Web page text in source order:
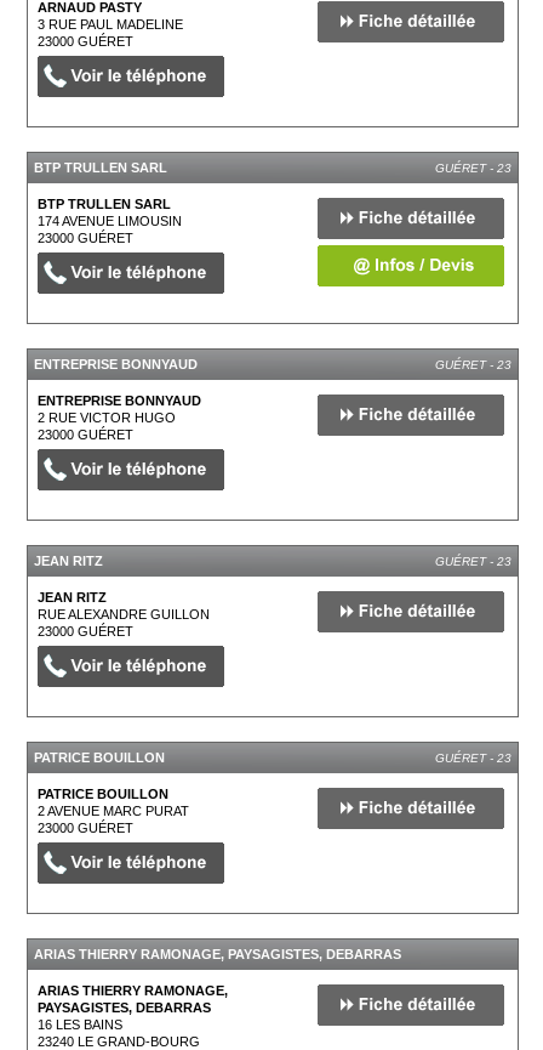
ARNAUD PASTY
3 RUE PAUL MADELINE
23000GUÉRET
BTP TRULLEN SARL GUÉRET - 23
BTP TRULLEN SARL
174 AVENUE LIMOUSIN
23000GUÉRET
ENTREPRISE BONNYAUD GUÉRET - 23
ENTREPRISE BONNYAUD
2 RUE VICTOR HUGO
23000GUÉRET
JEAN RITZ GUÉRET - 23
JEAN RITZ
RUE ALEXANDRE GUILLON
23000GUÉRET
PATRICE BOUILLON GUÉRET - 23
PATRICE BOUILLON
2 AVENUE MARC PURAT
23000GUÉRET
ARIAS THIERRY RAMONAGE, PAYSAGISTES, DEBARRAS
LE GRAND-BOURG - 23
ARIAS THIERRY RAMONAGE,
PAYSAGISTES, DEBARRAS
16 LES BAINS
23240LE GRAND-BOURG